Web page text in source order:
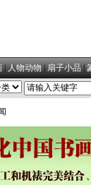
|人物动物|扇子小品|